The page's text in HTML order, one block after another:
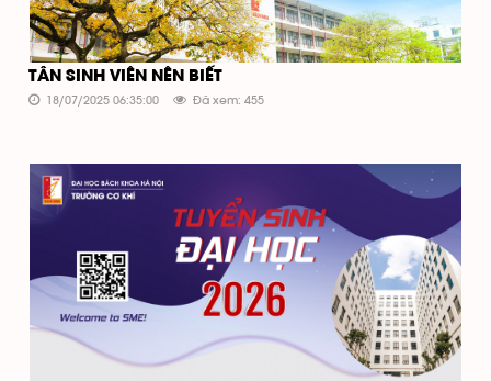
TÂN SINH VIÊN NÊN BIẾT
18/07/2025 06:35:00 Đã xem: 455